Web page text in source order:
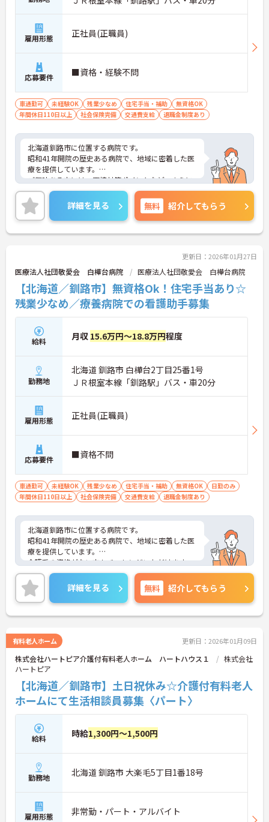
雇用形態 正社員(正職員)
応募要件 ■資格・経験不問
車通勤可 未経験OK 残業少なめ 住宅手当・補助
無資格OK
年間休日110日以上
社会保険完備 交通費支給 退職金制度あり
北海道釧路市に位置する病院です。
昭和41年開院の歴史ある病院で、地域に密着した医
療を提供しています。
ご興味ある方には、面接対策ポイントなど、さらに
詳細をお話しいたしますのでお気軽にご相談くださ
い！
詳細を見る 無料 紹介してもらう
更新日：2026年01月27日
医療法人社団敬愛会 白樺台病院 医療法人社団敬愛会 白樺台病院
【北海道／釧路市】無資格Ok！住宅手当あり☆
残業少なめ／療養病院での看護助手募集
給料 月収 15.6万円～18.8万円程度
勤務地
北海道 釧路市 白樺台2丁目25番1号
ＪＲ根室本線「釧路駅」バス・車20分
雇用形態 正社員(正職員)
応募要件 ■資格不問
車通勤可 未経験OK 残業少なめ 住宅手当・補助 無資格OK
日勤のみ
年間休日110日以上
社会保険完備 交通費支給 退職金制度あり
北海道釧路市に位置する病院です。
昭和41年開院の歴史ある病院で、地域に密着した医
療を提供しています。
介護系の資格がない方もチャレンジいただけます。
賞与4.5ヶ月支給実績もあり、頑張りがしっかりと反
映されるのも魅力の一つです。
ご興味ある方には、面接対策ポイントなど、さらに
詳細をお話しいたしますのでお気軽にご相談くださ
い！
詳細を見る 無料 紹介してもらう
有料老人ホーム 更新日：2026年01月09日
株式会社ハートピア介護付有料老人ホーム ハートハウス１
株式会社
ハートピア
【北海道／釧路市】土日祝休み☆介護付有料老人
ホームにて生活相談員募集〈パート〉
給料 時給1,300円～1,500円
勤務地 北海道 釧路市 大楽毛5丁目1番18号
雇用形態 非常勤・パート・アルバイト